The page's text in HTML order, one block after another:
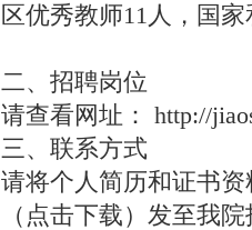
区优秀教师11人，国
二、招聘岗位
请查看网址： http://
三、联系方式
请将个人简历和证书
（点击下载）发至我